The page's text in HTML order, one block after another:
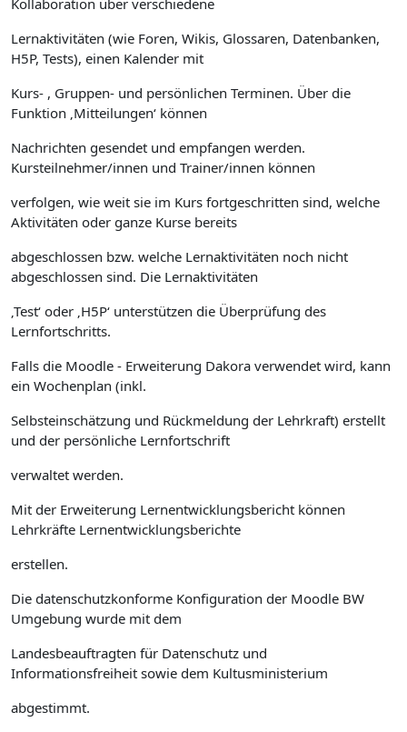
Kollaboration über verschiedene
Lernaktivitäten (wie Foren, Wikis, Glossaren, Datenbanken,
H5P, Tests), einen Kalender mit
Kurs- , Gruppen- und persönlichen Terminen. Über die
Funktion ‚Mitteilungen‘ können
Nachrichten gesendet und empfangen werden.
Kursteilnehmer/innen und Trainer/innen können
verfolgen, wie weit sie im Kurs fortgeschritten sind, welche
Aktivitäten oder ganze Kurse bereits
abgeschlossen bzw. welche Lernaktivitäten noch nicht
abgeschlossen sind. Die Lernaktivitäten
‚Test‘ oder ‚H5P‘ unterstützen die Überprüfung des
Lernfortschritts.
Falls die Moodle - Erweiterung Dakora verwendet wird, kann
ein Wochenplan (inkl.
Selbsteinschätzung und Rückmeldung der Lehrkraft) erstellt
und der persönliche Lernfortschrift
verwaltet werden.
Mit der Erweiterung Lernentwicklungsbericht können
Lehrkräfte Lernentwicklungsberichte
erstellen.
Die datenschutzkonforme Konfiguration der Moodle BW
Umgebung wurde mit dem
Landesbeauftragten für Datenschutz und
Informationsfreiheit sowie dem Kultusministerium
abgestimmt.